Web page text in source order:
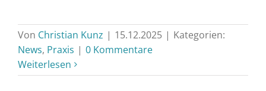
Von Christian Kunz | 15.12.2025 | Kategorien:
News, Praxis | 0 Kommentare
Weiterlesen